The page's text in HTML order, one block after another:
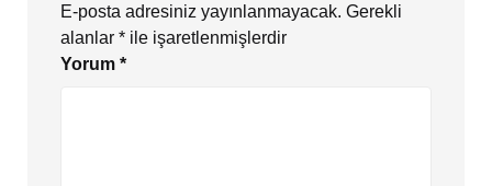
E-posta adresiniz yayınlanmayacak. Gerekli
alanlar * ile işaretlenmişlerdir
Yorum *